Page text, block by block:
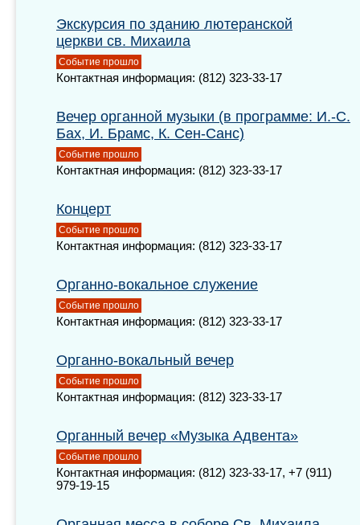
Экскурсия по зданию лютеранской
церкви св. Михаила
Событие прошло
Контактная информация: (812) 323-33-17
Вечер органной музыки (в программе: И.-С.
Бах, И. Брамс, К. Сен-Санс)
Событие прошло
Контактная информация: (812) 323-33-17
Концерт
Событие прошло
Контактная информация: (812) 323-33-17
Органно-вокальное служение
Событие прошло
Контактная информация: (812) 323-33-17
Органно-вокальный вечер
Событие прошло
Контактная информация: (812) 323-33-17
Органный вечер «Музыка Адвента»
Событие прошло
Контактная информация: (812) 323-33-17, +7 (911)
979-19-15